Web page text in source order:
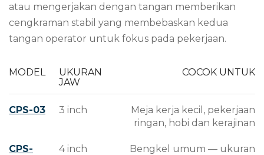
atau mengerjakan dengan tangan memberikan
cengkraman stabil yang membebaskan kedua
tangan operator untuk fokus pada pekerjaan.
MODEL
UKURAN
JAW
COCOK UNTUK
CPS-03 3 inch
Meja kerja kecil, pekerjaan
ringan, hobi dan kerajinan
CPS-
4 inch
Bengkel umum — ukuran